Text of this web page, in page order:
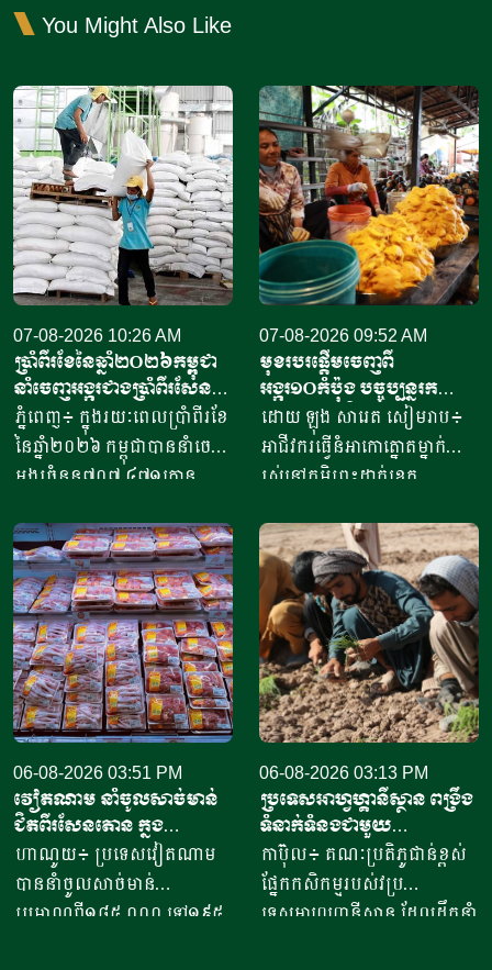
You Might Also Like
07-08-2026 10:26 AM
ប្រាំពីរខែនៃឆ្នាំ​២០២៦កម្ពុជា
នាំចេញអង្ករជាងប្រាំពីរសែន​
តោន គិតជាទឹកប្រាក់​
ជាង៤១៥លានដុល្លារ
ភ្នំពេញ៖ ក្នុងរយៈពេលប្រាំពីរខែ
នៃឆ្នាំ២០២៦ កម្ពុជាបាននាំចេញ
អង្ករចំនួន៧០៧ ៤៧១តោន​
ចំនួន៦១ក្រុមហ៊ុន ដោយនាំ
ចេញទៅកាន់គោលដៅចំនួន៦៦
ដែលក្នុងនោះទៅកាន់បណ្តា
ប្រទេសនៅក្នុងតំបន់អឺរ៉ុប
ចំនួន៣៣ ​បានបរិមាណអង្ករ
ចំនួន២០៧ ១៥៧តោន គិតជា
ទឹកប្រាក់ចំនួន១៥៦,៤៥​លាន
ដុល្លារ។ ឧកញ៉ា ឡាយ ឈុនហួ
ប្រធានសហព័ន្ធស្រូវអង្ករកម្ពុជា
បានមានប្រសាសន៍ថា ការនាំ
ចេញអង្ករសម្រាប់ឆ្នាំ២០២៦នេះ
នឹងសម្រេចបានជោគជ័យតាម
ផែនការ ហើយ​មិនមានបញ្ហាអ្វី
ចោទនោះទេ ជាពិសេស ស្រប
07-08-2026 09:52 AM
មុខរបរផ្តើមចេញពី
អង្ករ១០កំប៉ុង​ បច្ចុប្បន្ន​រក
ចំណូលបាន​ជិត១០លានរៀល
ក្នុងមួយថ្ងៃ
ដោយ ឡុង សារេត​ សៀមរាប៖ ​
អាជីវករ​​ធ្វើនំអាកោត្នោត​ម្នាក់
រស់នៅភូមិព្រះដាក់ខេត្ត
ចាប់ផ្តើម​ដំបូង​ចេញពីអង្ករ​
១០កំប៉ុង ឬមានទម្ងន់​ប្រហែល​បី
គីឡូក្រាម រហូតមកដល់ឆ្នាំ​
២០២៦នេះ អាច​លក់នំបាន​ពី៤
០០០ ទៅ​៨០០០នំ​ គិតជាប្រាក់
ចំណូលសរុបបានពីបីលានដល់​
ប្រាំបីលានរៀល​ក្នុងមួយថ្ងៃ​។ អ្នក
ស្រី ថ្លុង ថាន ម្ចាស់ហាង​យីហោ
“អាកោត្នោតព្រះដាក់” នៅឃុំព្រះ
ដាក់​ ស្រុក​បន្ទាយស្រី ខេត្ត
សៀមរាប​ បានឱ្យដឹង​ថា មុខរបរ
ធ្វើនំអាកោត្នោត​លក់ជូនប្រជា
ពលរដ្ឋនិងភ្ញៀវទេសចរណ៍
អន្តរជាតិ​ ក្នុងពេលសព្វថ្ងៃនេះ
06-08-2026 03:51 PM
វៀតណាម នាំចូលសាច់មាន់
ជិតពីរសែនតោន ក្នុង
ឆមាសទី១ ដោយភាគច្រើននាំ
ចូលពីអាម៉េរិក
ហាណូយ៖ ប្រទេសវៀតណាម
បាននាំចូលសាច់មាន់
ប្រមាណពី១៨៥ ០០០ ទៅ១៩៥
06-08-2026 03:13 PM
ប្រទេសអាហ្វហ្គានីស្ថាន ពង្រឹង
ទំនាក់ទំនងជាមួយ
ប្រទេសម៉ុលដូវ៉ា ដើម្បីជំរុញ
កិច្ចសហប្រតិបត្តិការផ្នែក
វិទ្យាសាស្ត្រ និងកសិកម្ម
កាប៊ុល៖ គណៈប្រតិភូជាន់ខ្ពស់
ផ្នែកកសិកម្មរបស់វប្រ
ទេសអាហ្វហ្គានីស្ថាន ដែលដឹកនាំ